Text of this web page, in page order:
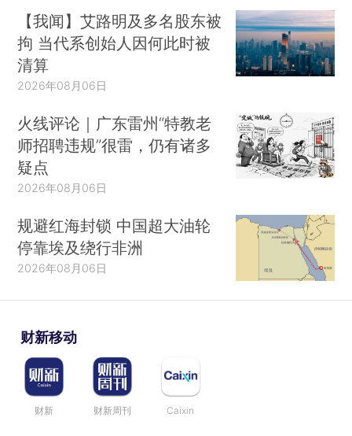
【我闻】艾路明及多名股东被
拘 当代系创始人因何此时被
清算
2026年08月06日
火线评论｜广东雷州“特教老
师招聘违规”很雷，仍有诸多
疑点
2026年08月06日
规避红海封锁 中国超大油轮
停靠埃及绕行非洲
2026年08月06日
财新移动
财新 财新周刊 Caixin